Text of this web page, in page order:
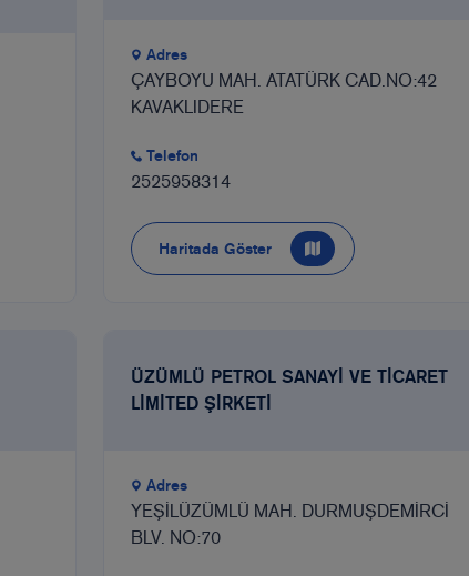
Adres
ÇAYBOYU MAH. ATATÜRK CAD.NO:42
KAVAKLIDERE
Telefon
2525958314
Haritada Göster
ÜZÜMLÜ PETROL SANAYİ VE TİCARET
LİMİTED ŞİRKETİ
Adres
YEŞİLÜZÜMLÜ MAH. DURMUŞDEMİRCİ
BLV. NO:70